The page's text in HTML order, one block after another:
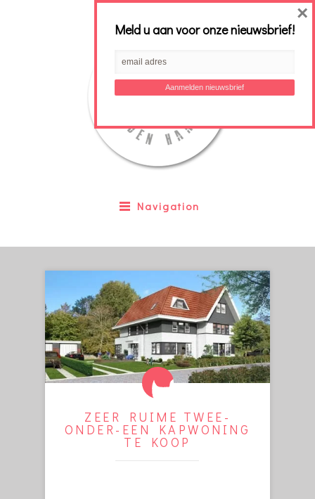
Navigation
ZEER RUIME TWEE-
ONDER-EEN KAPWONING
TE KOOP
Meld u aan voor onze nieuwsbrief!
×